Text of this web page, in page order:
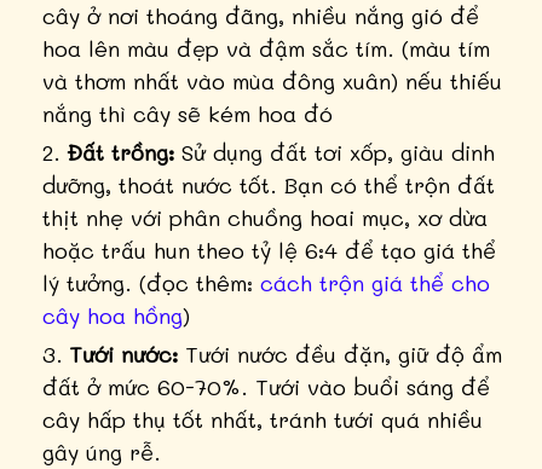
cây ở nơi thoáng đãng, nhiều nắng gió để
hoa lên màu đẹp và đậm sắc tím. (màu tím
và thơm nhất vào mùa đông xuân) nếu thiếu
nắng thì cây sẽ kém hoa đó
Đất trồng: Sử dụng đất tơi xốp, giàu dinh
dưỡng, thoát nước tốt. Bạn có thể trộn đất
thịt nhẹ với phân chuồng hoai mục, xơ dừa
hoặc trấu hun theo tỷ lệ 6:4 để tạo giá thể
lý tưởng. (đọc thêm: cách trộn giá thể cho
cây hoa hồng)
Tưới nước: Tưới nước đều đặn, giữ độ ẩm
đất ở mức 60-70%. Tưới vào buổi sáng để
cây hấp thụ tốt nhất, tránh tưới quá nhiều
gây úng rễ.